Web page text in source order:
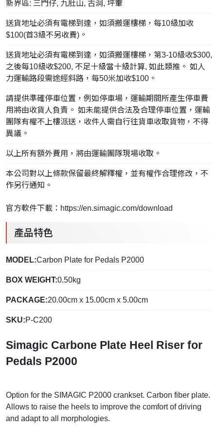
新界區: 三門仔, 九肚山, 古洞, 坪輋
送貨地址必須有電梯到達，如須搬運樓梯，每10級加收
$100(首3級不另收費)。
送貨地址必須有電梯到達，如須搬運樓梯，第3-10級收$300,
之後每10級收$200, 不足十級當十級計算, 如此類推。 如人
力運輸路段需途經斜路，每50米加收$100。
請提供準確停車位置，例如停車場，運輸期間所產生停車費
用將由收貨人負責。 如未能提供合法及合理停車位置，運輸
團隊有權不上樓派送，收件人需自行往貨車收取貨物，不得
異議。
以上所有額外費用，將由運輸團隊現場收取。
本公司對以上條款保留最終解釋權，並有權作合理修改，不
作另行通知。
官方軟件下載：https://en.simagic.com/download
產品特色
MODEL:Carbon Plate for Pedals P2000
BOX WEIGHT:0.50kg
PACKAGE:20.00cm x 15.00cm x 5.00cm
SKU:P-C200
Simagic Carbone Plate Heel Riser for
Pedals P2000
Option for the SIMAGIC P2000 crankset. Carbon fiber plate.
Allows to raise the heels to improve the comfort of driving
and adapt to all morphologies.